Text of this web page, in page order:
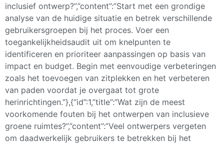
inclusief ontwerp?”,”content”:”Start met een grondige
analyse van de huidige situatie en betrek verschillende
gebruikersgroepen bij het proces. Voer een
toegankelijkheidsaudit uit om knelpunten te
identificeren en prioriteer aanpassingen op basis van
impact en budget. Begin met eenvoudige verbeteringen
zoals het toevoegen van zitplekken en het verbeteren
van paden voordat je overgaat tot grote
herinrichtingen.”},{“id”:1,”title”:”Wat zijn de meest
voorkomende fouten bij het ontwerpen van inclusieve
groene ruimtes?”,”content”:”Veel ontwerpers vergeten
om daadwerkelijk gebruikers te betrekken bij het